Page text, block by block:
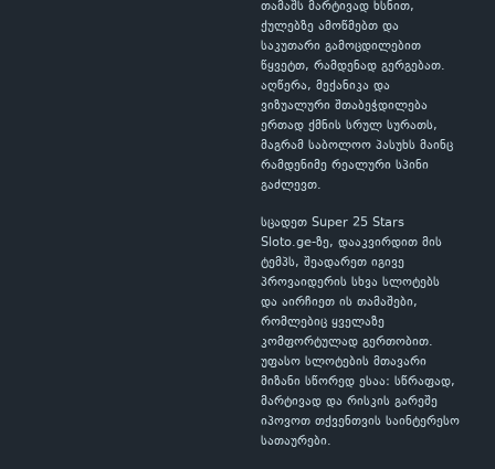
თამაშს მარტივად ხსნით,
ქულებზე ამოწმებთ და
საკუთარი გამოცდილებით
წყვეტთ, რამდენად გერგებათ.
აღწერა, მექანიკა და
ვიზუალური შთაბეჭდილება
ერთად ქმნის სრულ სურათს,
მაგრამ საბოლოო პასუხს მაინც
რამდენიმე რეალური სპინი
გაძლევთ.
სცადეთ Super 25 Stars
Sloto.ge-ზე, დააკვირდით მის
ტემპს, შეადარეთ იგივე
პროვაიდერის სხვა სლოტებს
და აირჩიეთ ის თამაშები,
რომლებიც ყველაზე
კომფორტულად გერთობით.
უფასო სლოტების მთავარი
მიზანი სწორედ ესაა: სწრაფად,
მარტივად და რისკის გარეშე
იპოვოთ თქვენთვის საინტერესო
სათაურები.